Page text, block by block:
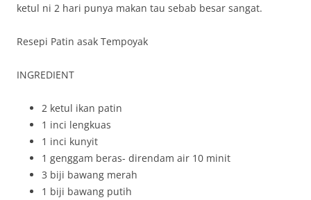
ketul ni 2 hari punya makan tau sebab besar sangat.
Resepi Patin asak Tempoyak
INGREDIENT
2 ketul ikan patin
1 inci lengkuas
1 inci kunyit
1 genggam beras- direndam air 10 minit
3 biji bawang merah
1 biji bawang putih